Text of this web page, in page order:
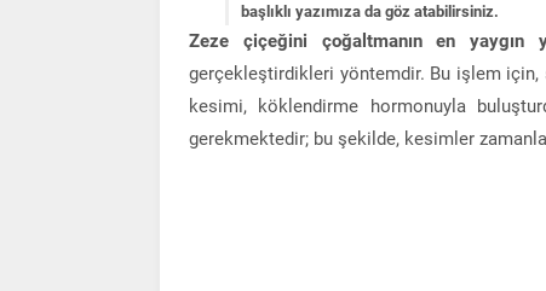
başlıklı yazımıza da göz atabilirsiniz.
Zeze çiçeğini çoğaltmanın en yaygın
gerçekleştirdikleri yöntemdir. Bu işlem için,
kesimi, köklendirme hormonuyla
gerekmektedir; bu şekilde, kesimler